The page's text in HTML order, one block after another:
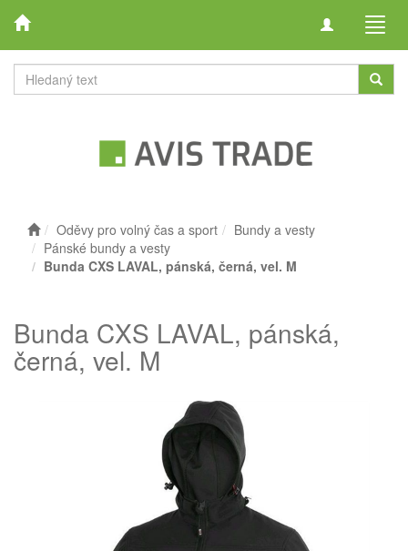
Toggle
Oděvy pro volný čas a sport
Bundy a vesty
Pánské bundy a vesty
Bunda CXS LAVAL, pánská, černá, vel. M
Bunda CXS LAVAL, pánská,
černá, vel. M